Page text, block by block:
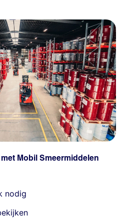
Mobil Smeermiddelen
nodig